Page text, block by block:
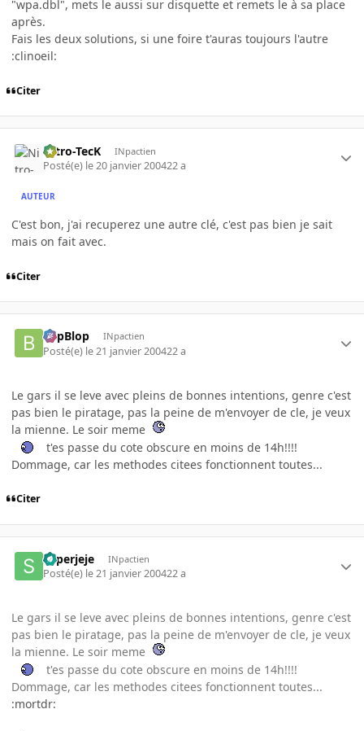
"wpa.dbl", mets le aussi sur disquette et remets le à sa place
après.
Fais les deux solutions, si une foire t'auras toujours l'autre
:clinoeil:
Citer
Nitro-TecK INpactien
Posté(e) le 20 janvier 200422 a
AUTEUR
C'est bon, j'ai recuperez une autre clé, c'est pas bien je sait
mais on fait avec.
Citer
BlipBlop INpactien
Posté(e) le 21 janvier 200422 a
Le gars il se leve avec pleins de bonnes intentions, genre c'est
pas bien le piratage, pas la peine de m'envoyer de cle, je veux
la mienne. Le soir meme
t'es passe du cote obscure en moins de 14h!!!!
Dommage, car les methodes citees fonctionnent toutes...
Citer
superjeje INpactien
Posté(e) le 21 janvier 200422 a
Le gars il se leve avec pleins de bonnes intentions, genre c'est
pas bien le piratage, pas la peine de m'envoyer de cle, je veux
la mienne. Le soir meme
t'es passe du cote obscure en moins de 14h!!!!
Dommage, car les methodes citees fonctionnent toutes...
:mortdr: